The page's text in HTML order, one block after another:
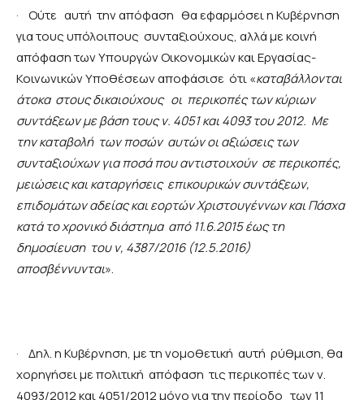
· Ούτε αυτή την απόφαση θα εφαρμόσει η Κυβέρνηση
για τους υπόλοιπους συνταξιούχους, αλλά με κοινή
απόφαση των Υπουργών Οικονομικών και Εργασίας-
Κοινωνικών Υποθέσεων αποφάσισε ότι «καταβάλλονται
άτοκα στους δικαιούχους οι περικοπές των κύριων
συντάξεων με βάση τους ν. 4051 και 4093 του 2012. Με
την καταβολή των ποσών αυτών οι αξιώσεις των
συνταξιούχων για ποσά που αντιστοιχούν σε περικοπές,
μειώσεις και καταργήσεις επικουρικών συντάξεων,
επιδομάτων αδείας και εορτών Χριστουγέννων και Πάσχα
κατά το χρονικό διάστημα από 11.6.2015 έως τη
δημοσίευση του ν, 4387/2016 (12.5.2016)
αποσβέννυνται».
· Δηλ. η Κυβέρνηση, με τη νομοθετική αυτή ρύθμιση, θα
χορηγήσει με πολιτική απόφαση τις περικοπές των ν.
4093/2012 και 4051/2012 μόνο για την περίοδο των 11